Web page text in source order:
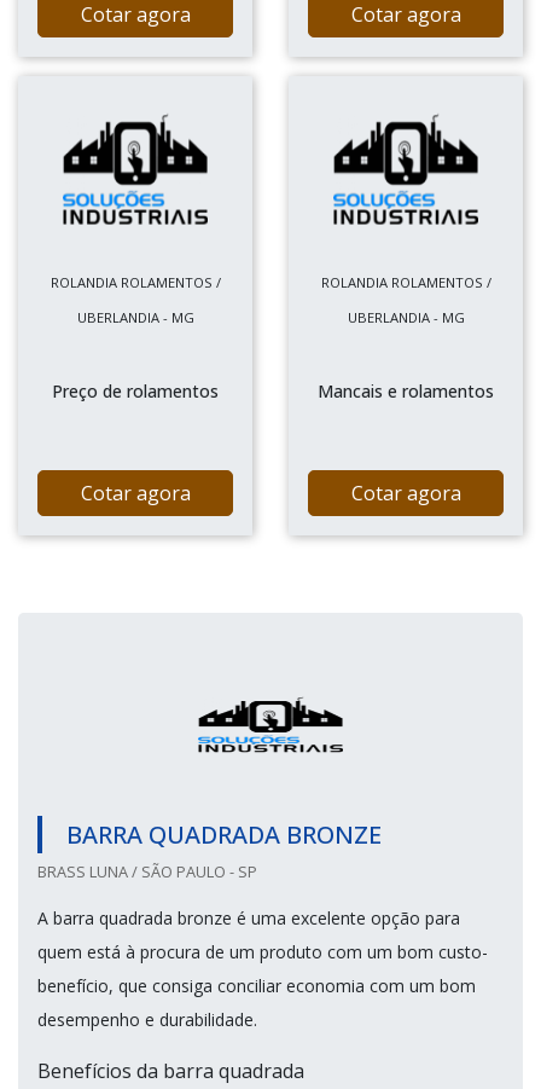
Cotar agora Cotar agora
ROLANDIA ROLAMENTOS /
UBERLANDIA - MG
Preço de rolamentos
Cotar agora
ROLANDIA ROLAMENTOS /
UBERLANDIA - MG
Mancais e rolamentos
Cotar agora
BARRA QUADRADA BRONZE
BRASS LUNA / SÃO PAULO - SP
A barra quadrada bronze é uma excelente opção para
quem está à procura de um produto com um bom custo-
benefício, que consiga conciliar economia com um bom
desempenho e durabilidade.
Benefícios da barra quadrada